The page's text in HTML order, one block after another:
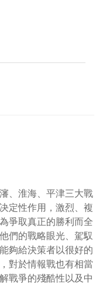
、淮海、平津三大戰
定性作用，激烈、複
爭取真正的勝利而全
們的戰略眼光、駕馭
夠給決策者以很好的
對於情報戰也有相當
戰爭的殘酷性以及中